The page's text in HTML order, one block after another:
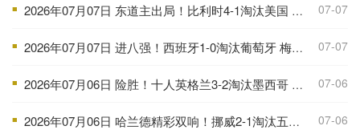
■ 2026年07月07日 东道主出局！比利时4-1淘汰美国 CDK2射1传 巴洛贡补时被换下 07-07
■ 2026年07月07日 进八强！西班牙1-0淘汰葡萄牙 梅里诺91分钟绝杀41岁C罗最后一舞 07-07
■ 2026年07月06日 险胜！十人英格兰3-2淘汰墨西哥 贝林双响凯恩点射+送点宽萨直红 07-06
■ 2026年07月06日 哈兰德精彩双响！挪威2-1淘汰五星巴西 内马尔点射吉马良斯失点 07-06